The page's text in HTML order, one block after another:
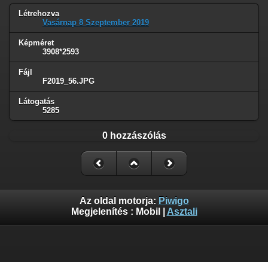
Létrehozva
Vasárnap 8 Szeptember 2019
Képméret
3908*2593
Fájl
F2019_56.JPG
Látogatás
5285
0 hozzászólás
Az oldal motorja: Piwigo
Megjelenítés : Mobil Asztali